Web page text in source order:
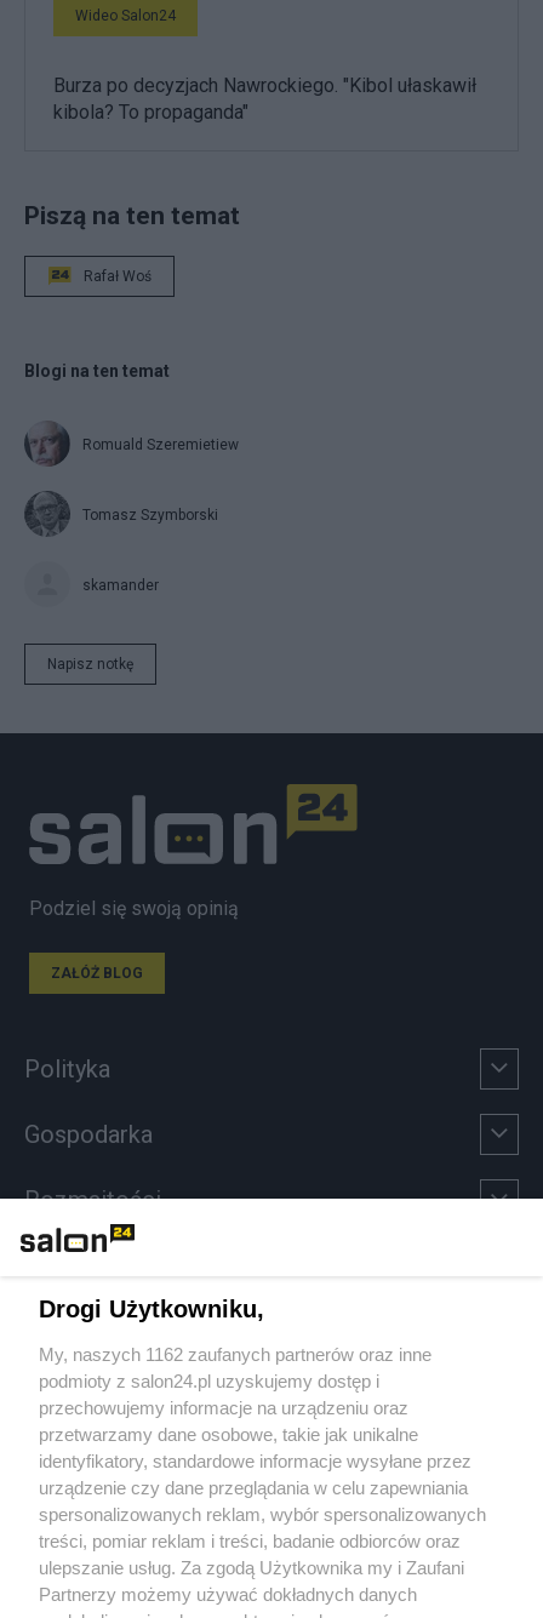
Wideo Salon24
Burza po decyzjach Nawrockiego. "Kibol ułaskawił
kibola? To propaganda"
Piszą na ten temat
Rafał Woś
Blogi na ten temat
Romuald Szeremietiew
Tomasz Szymborski
skamander
Napisz notkę
Podziel się swoją opinią
ZAŁÓŻ BLOG
Polityka
Gospodarka
Rozmaitości
Sport
Społeczeństwo
Kultura
X Facebook Instagram Youtube
Drogi Użytkowniku,
My, naszych 1162 zaufanych partnerów oraz inne
podmioty z salon24.pl uzyskujemy dostęp i
przechowujemy informacje na urządzeniu oraz
przetwarzamy dane osobowe, takie jak unikalne
identyfikatory, standardowe informacje wysyłane przez
urządzenie czy dane przeglądania w celu zapewniania
spersonalizowanych reklam, wybór spersonalizowanych
treści, pomiar reklam i treści, badanie odbiorców oraz
ulepszanie usług. Za zgodą Użytkownika my i Zaufani
Partnerzy możemy używać dokładnych danych